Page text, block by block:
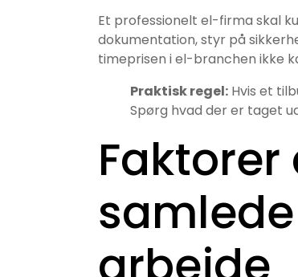
Et professionelt el-firma skal
dokumentation, styr på
timeprisen i el-branchen ikke
Praktisk regel: Hvis et
Spørg hvad der er taget